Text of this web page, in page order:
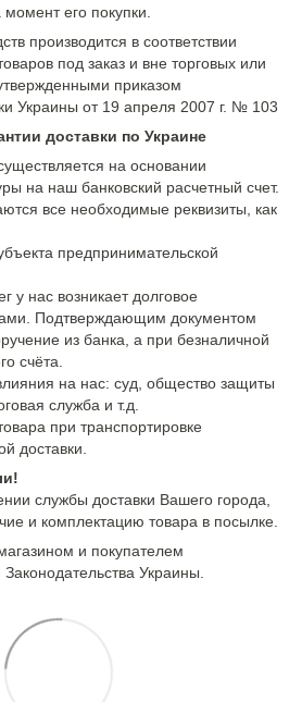
его покупки.
производится в соответствии
под заказ и вне торговых или
приказом
Украины от 19 апреля 2007 г. № 103
доставки по Украине
на основании
на наш банковский расчетный счет.
все необходимые реквизиты, как
предпринимательской
у нас возникает долговое
Подтверждающим документом
из банка, а при безналичной
счёта.
на нас: суд, общество защиты
служба и т.д.
при транспортировке
доставки.
службы доставки Вашего города,
и комплектацию товара в посылке.
и покупателем
Украины.